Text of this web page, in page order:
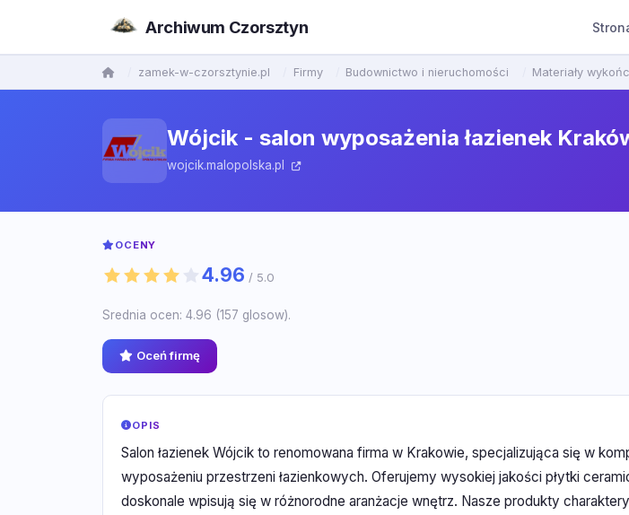
Archiwum Czorsztyn
zamek-w-czorsztynie.pl Firmy Budownictwo i nieruchomości Materiały
Wójcik - salon wyposażenia łazienek
wojcik.malopolska.pl
OCENY
4.96 / 5.0
Srednia ocen: 4.96 (157 glosow).
Oceń firmę
OPIS
Salon łazienek Wójcik to renomowana firma w Krakowie, specjalizująca się w
wyposażeniu przestrzeni łazienkowych. Oferujemy wysokiej jakości płytki
doskonale wpisują się w różnorodne aranżacje wnętrz. Nasze produkty